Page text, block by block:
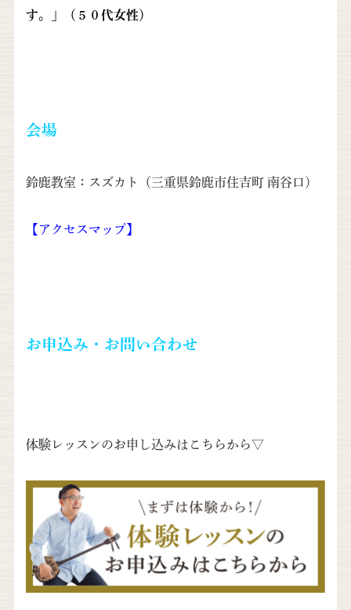
す。」（５０代女性）
会場
鈴鹿教室：スズカト（三重県鈴鹿市住吉町 南谷口）
【アクセスマップ】
お申込み・お問い合わせ
体験レッスンのお申し込みはこちらから▽